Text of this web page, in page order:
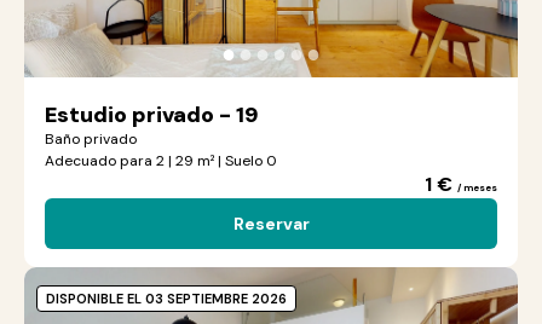
●●●●●●
Estudio privado - 19
Baño privado
Adecuado para 2 | 29 m² | Suelo 0
1 € / meses
Reservar
DISPONIBLE EL 03 SEPTIEMBRE 2026